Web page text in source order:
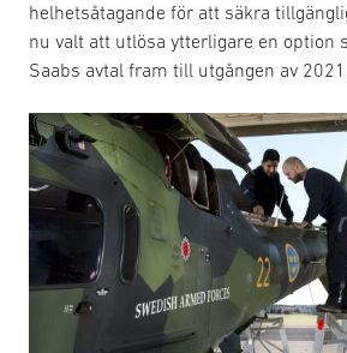
helhetsåtagande för att säkra
nu valt att utlösa ytterligare en option
Saabs avtal fram till utgången av 2021.